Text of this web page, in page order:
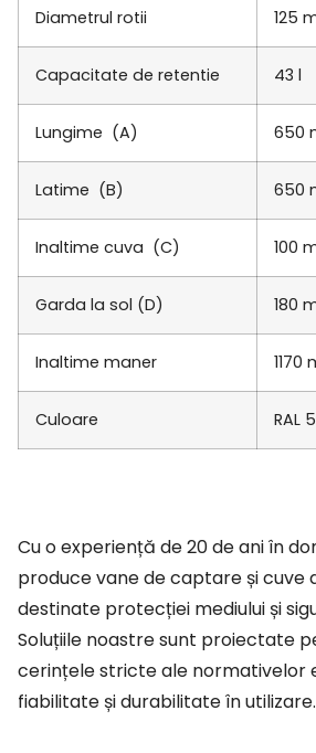
Diametrul rotii 125
Capacitate de retentie 43 l
Lungime (A) 650
Latime (B) 650
Inaltime cuva (C) 100
Garda la sol (D) 180
Inaltime maner 1170
Culoare RAL
Cu o experiență de 20 de ani în domeniu, Vidas Met
produce vane de captare și cuve
destinate protecției mediului și
Soluțiile noastre sunt proiectate
cerințele stricte ale normativelor
fiabilitate și durabilitate în utilizare.